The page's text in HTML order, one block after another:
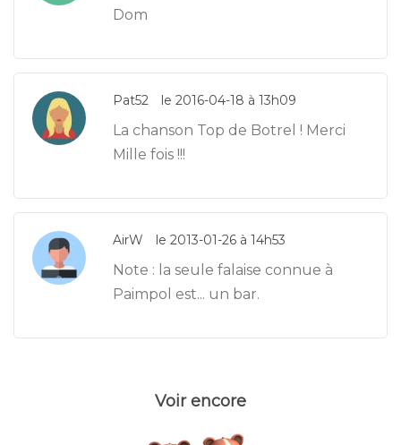
Dom
Pat52 le 2016-04-18 à 13h09
La chanson Top de Botrel ! Merci
Mille fois !!!
AirW le 2013-01-26 à 14h53
Note : la seule falaise connue à
Paimpol est... un bar.
Voir encore